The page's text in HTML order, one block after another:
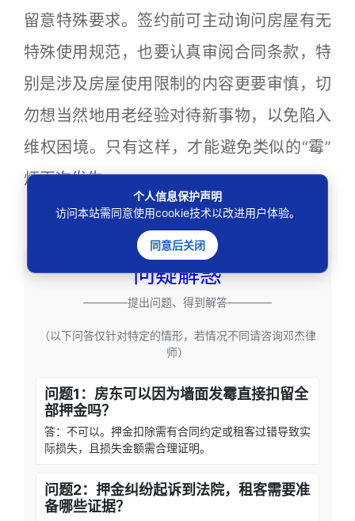
留意特殊要求。签约前可主动询问房屋有无
特殊使用规范，也要认真审阅合同条款，特
别是涉及房屋使用限制的内容更要审慎，切
勿想当然地用老经验对待新事物，以免陷入
维权困境。只有这样，才能避免类似的“霉”
烦再次发生。
来源：京法网事
问疑解惑
————提出问题、得到解答————
（以下问答仅针对特定的情形，若情况不同请咨询邓杰律
师）
问题1：房东可以因为墙面发霉直接扣留全
部押金吗？
答：不可以。押金扣除需有合同约定或租客过错导致实
际损失，且损失金额需合理证明。
问题2：押金纠纷起诉到法院，租客需要准
备哪些证据？
个人信息保护声明
访问本站需同意使用cookie技术以改进用户体验。
同意后关闭